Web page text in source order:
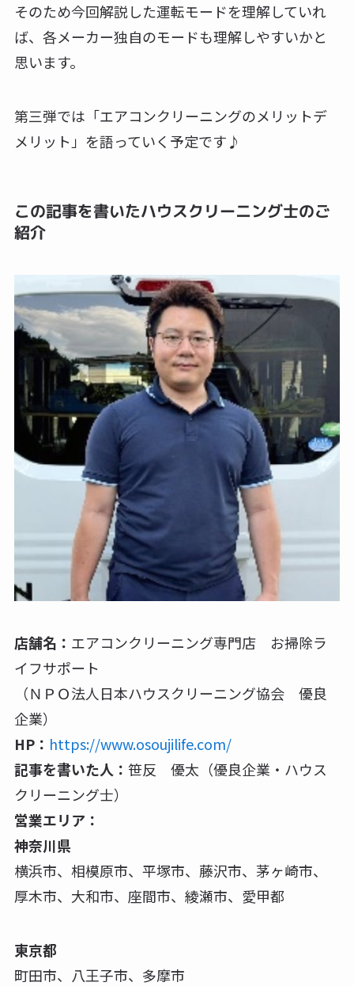
そのため今回解説した運転モードを理解していれ
ば、各メーカー独自のモードも理解しやすいかと
思います。
第三弾では「エアコンクリーニングのメリットデ
メリット」を語っていく予定です♪
この記事を書いたハウスクリーニング士のご
紹介
店舗名： エアコンクリーニング専門店 お掃除ラ
イフサポート
（ＮＰＯ法人日本ハウスクリーニング協会 優良
企業）
HP： https://www.osoujilife.com/
記事を書いた人： 笹反 優太（優良企業・ハウス
クリーニング士）
営業エリア：
神奈川県
横浜市、相模原市、平塚市、藤沢市、茅ヶ崎市、
厚木市、大和市、座間市、綾瀬市、愛甲都
東京都
町田市、八王子市、多摩市